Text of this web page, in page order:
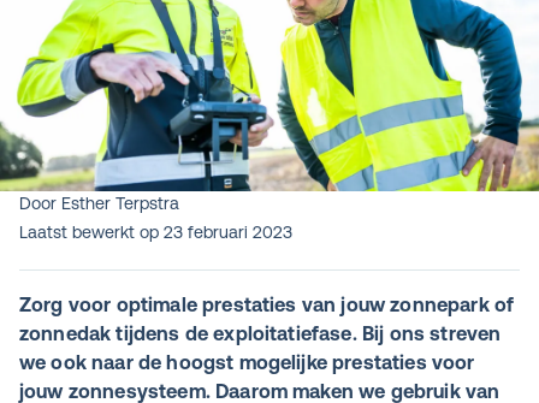
Door Esther Terpstra
Laatst bewerkt op 23 februari 2023
Zorg voor optimale prestaties van jouw zonnepark of
zonnedak tijdens de exploitatiefase. Bij ons streven
we ook naar de hoogst mogelijke prestaties voor
jouw zonnesysteem. Daarom maken we gebruik van